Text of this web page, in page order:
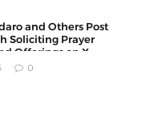
and Others Post
Soliciting Prayer
Offerings on X
0